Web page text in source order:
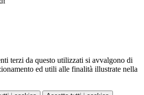
terzi da questo utilizzati si avvalgono di
ed utili alle finalità illustrate nella